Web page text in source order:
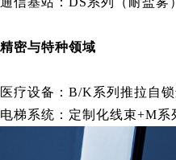
精密与特种领域
医疗设备：B/K系列推拉自
电梯系统：定制化线束+M